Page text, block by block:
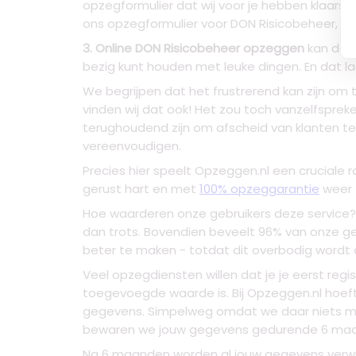
opzegformulier dat wij voor je hebben
ons opzegformulier voor DON Risicobeheer,
3. Online DON Risicobeheer opzeggen kan
bezig kunt houden met leuke dingen. En dat
We begrijpen dat het frustrerend kan zijn om
vinden wij dat ook! Het zou toch
terughoudend zijn om afscheid van klanten
vereenvoudigen.
Precies hier speelt Opzeggen.nl een
gerust hart en met 100% opzeggarantie weer
Hoe waarderen onze gebruikers deze
dan trots. Bovendien beveelt 96% van onze
beter te maken - totdat dit overbodig wordt
Veel opzegdiensten willen dat je je eerst
toegevoegde waarde is. Bij Opzeggen.nl
gegevens. Simpelweg omdat we daar niets
bewaren we jouw gegevens gedurende 6